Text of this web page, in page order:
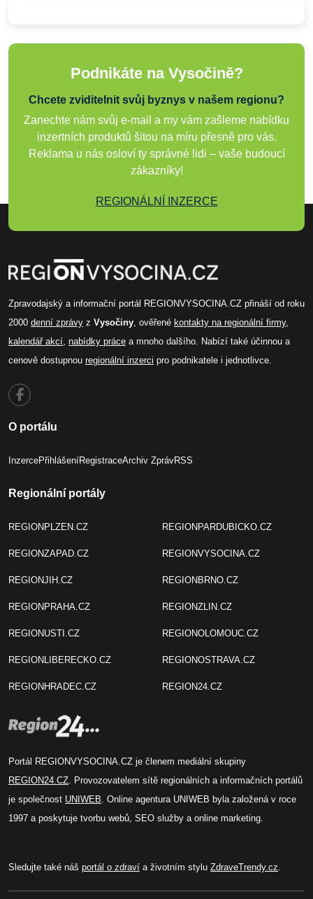
Podnikáte na Vysočině?
Chcete zviditelnit svůj byznys v našem regionu?
Zanechte nám svůj e-mail a my vám zašleme nabídku
inzertních produktů šitou na míru přesně pro vás.
Reklama u nás osloví ty správné lidi – vaše budoucí
zákazníky!
REGIONÁLNÍ INZERCE
Zpravodajský a informační portál REGIONVYSOCINA.CZ přináší od roku
2000 denní zprávy z Vysočiny , ověřené kontakty na regionální firmy,
kalendář akcí nabídky práce a mnoho dalšího. Nabízí také účinnou a
cenově dostupnou regionální inzerci pro podnikatele i jednotlivce.
O portálu
InzercePřihlášeníRegistraceArchiv ZprávRSS
Regionální portály
REGIONPLZEN.CZ
REGIONZAPAD.CZ
REGIONJIH.CZ
REGIONPRAHA.CZ
REGIONUSTI.CZ
REGIONLIBERECKO.CZ
REGIONHRADEC.CZ
REGIONPARDUBICKO.CZ
REGIONVYSOCINA.CZ
REGIONBRNO.CZ
REGIONZLIN.CZ
REGIONOLOMOUC.CZ
REGIONOSTRAVA.CZ
REGION24.CZ
Portál REGIONVYSOCINA.CZ je členem mediální skupiny
REGION24.CZ . Provozovatelem sítě regionálních a informačních portálů
je společnost UNIWEB . Online agentura UNIWEB byla založená v roce
1997 a poskytuje tvorbu webů, SEO služby a online marketing.
Sledujte také náš portál o zdraví a životním stylu ZdraveTrendy.cz